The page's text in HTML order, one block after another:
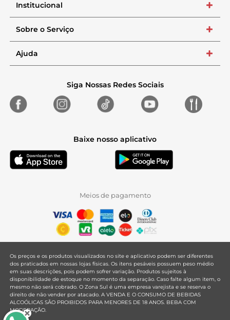
Institucional +
Sobre o Serviço +
Ajuda +
Siga Nossas Redes Sociais
Baixe nosso aplicativo
Meios de pagamento
Os preços e os produtos visualizados no site e aplicativo podem ser diferentes
dos praticados em nossas lojas físicas. Os itens pesáveis possuem peso médio
em suas descrições, pois podem sofrer variação. Produtos sujeitos à
disponibilidade de estoque no momento da separação. Caso falte algum item, o
mesmo não será cobrado. O Zona Sul é uma empresa varejista e se reserva o
direito de não vender por atacado. A VENDA E O CONSUMO DE BEBIDAS
ALCOÓLICAS SÃO PROIBIDOS PARA MENORES DE 18 ANOS. BEBA COM
MODERAÇÃO.